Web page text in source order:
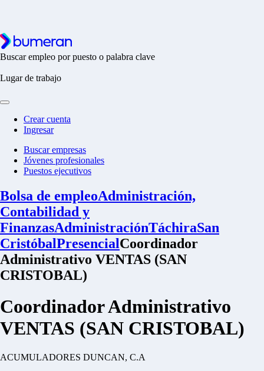
Buscar empleo por puesto o palabra clave
Lugar de trabajo
Crear cuenta
Ingresar
Buscar empresas
Jóvenes profesionales
Puestos ejecutivos
Bolsa de empleoAdministración,
Contabilidad y
FinanzasAdministraciónTáchiraSan
CristóbalPresencialCoordinador
Administrativo VENTAS (SAN
CRISTOBAL)
Coordinador Administrativo
VENTAS (SAN CRISTOBAL)
ACUMULADORES DUNCAN, C.A